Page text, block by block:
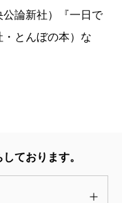
論新社）『一日で
とんぼの本）な
ております。